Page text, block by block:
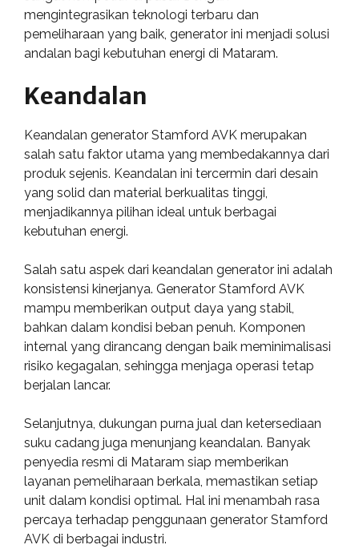
mengintegrasikan teknologi terbaru dan
pemeliharaan yang baik, generator ini menjadi solusi
andalan bagi kebutuhan energi di Mataram.
Keandalan
Keandalan generator Stamford AVK merupakan
salah satu faktor utama yang membedakannya dari
produk sejenis. Keandalan ini tercermin dari desain
yang solid dan material berkualitas tinggi,
menjadikannya pilihan ideal untuk berbagai
kebutuhan energi.
Salah satu aspek dari keandalan generator ini adalah
konsistensi kinerjanya. Generator Stamford AVK
mampu memberikan output daya yang stabil,
bahkan dalam kondisi beban penuh. Komponen
internal yang dirancang dengan baik meminimalisasi
risiko kegagalan, sehingga menjaga operasi tetap
berjalan lancar.
Selanjutnya, dukungan purna jual dan ketersediaan
suku cadang juga menunjang keandalan. Banyak
penyedia resmi di Mataram siap memberikan
layanan pemeliharaan berkala, memastikan setiap
unit dalam kondisi optimal. Hal ini menambah rasa
percaya terhadap penggunaan generator Stamford
AVK di berbagai industri.